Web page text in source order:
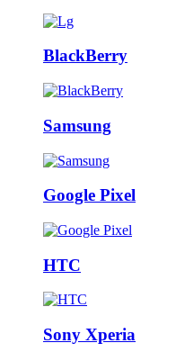
BlackBerry
Samsung
Google Pixel
HTC
Sony Xperia